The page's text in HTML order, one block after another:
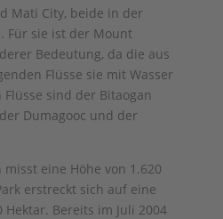
Mati City, beide in der
Für sie ist der Mount
Bedeutung, da die aus
Flüsse sie mit Wasser
sind der Bitaogan
Dumagooc und der
eine Höhe von 1.620
erstreckt sich auf eine
Hektar. Bereits im Juli 2004